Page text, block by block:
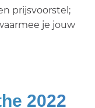
prijsvoorstel;
je jouw
2022